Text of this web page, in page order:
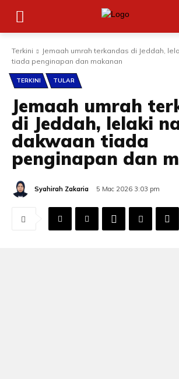
Terkini
Jemaah umrah terkandas di Jeddah,
tiada penginapan dan makanan
TERKINI TULAR
Jemaah umrah
di Jeddah, lelaki
dakwaan tiada
penginapan dan
Syahirah Zakaria 5 Mac 2026 3:03 pm